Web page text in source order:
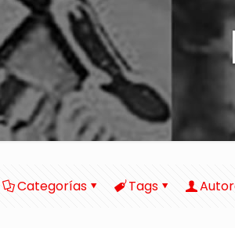
Categorías Tags